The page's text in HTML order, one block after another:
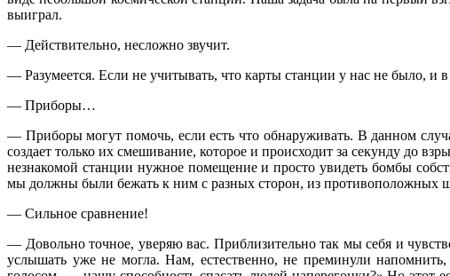
выиграл.
— Действительно, несложно звучит.
— Разумеется. Если не учитывать, что карты станции у нас не было,
— Приборы…
— Приборы могут помочь, если есть что обнаруживать. В данном
создает только их смешивание, которое и происходит за секунду до
незнакомой станции нужное помещение и просто увидеть бомбы
мы должны были бежать к ним с разных сторон, из противоположных
— Сильное сравнение!
— Довольно точное, уверяю вас. Приблизительно так мы себя и
услышать уже не могла. Нам, естественно, не преминули